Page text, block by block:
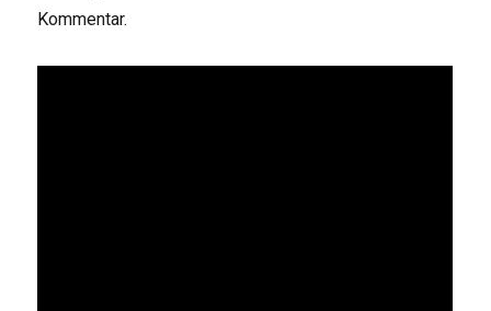
Kommentar.